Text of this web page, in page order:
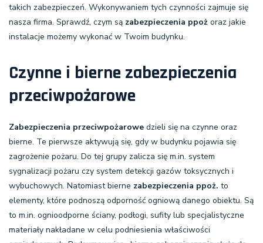
takich zabezpieczeń. Wykonywaniem tych czynności zajmuje się
nasza firma. Sprawdź, czym są zabezpieczenia ppoż oraz jakie
instalacje możemy wykonać w Twoim budynku.
Czynne i bierne zabezpieczenia
przeciwpożarowe
Zabezpieczenia przeciwpożarowe dzieli się na czynne oraz
bierne. Te pierwsze aktywują się, gdy w budynku pojawia się
zagrożenie pożaru. Do tej grupy zalicza się m.in. system
sygnalizacji pożaru czy system detekcji gazów toksycznych i
wybuchowych. Natomiast bierne zabezpieczenia ppoż. to
elementy, które podnoszą odporność ogniową danego obiektu. Są
to m.in. ognioodporne ściany, podłogi, sufity lub specjalistyczne
materiały nakładane w celu podniesienia właściwości